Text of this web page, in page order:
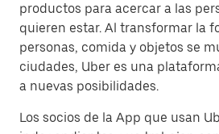
productos para acercar a las
quieren estar. Al transformar la
personas, comida y objetos se
ciudades, Uber es una
a nuevas posibilidades.
Los socios de la App que usan